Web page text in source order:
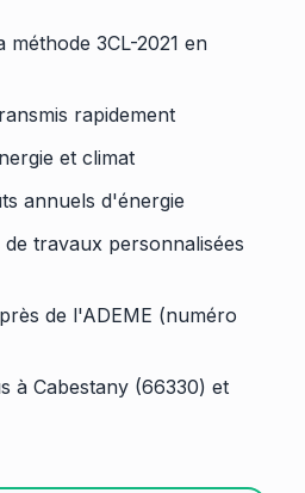
méthode 3CL-2021 en
rapidement
et climat
annuels d'énergie
de travaux personnalisées
de l'ADEME (numéro
à Cabestany (66330) et